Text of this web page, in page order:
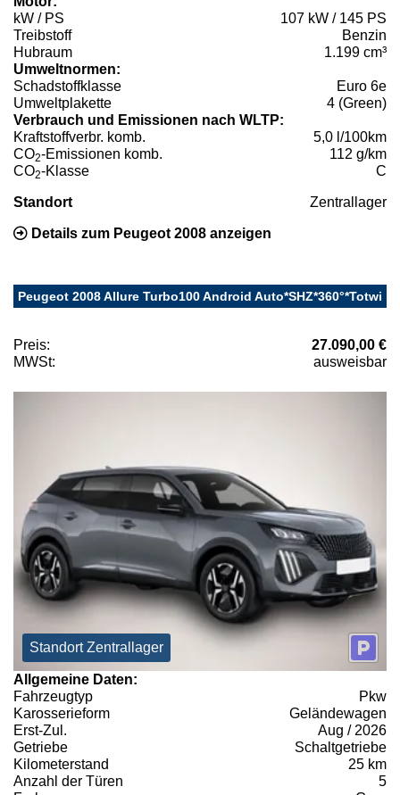
kW / PS
107 kW / 145 PS
Treibstoff
Benzin
Hubraum
1.199 cm³
Umweltnormen:
Schadstoffklasse
Euro 6e
Umweltplakette
4 (Green)
Verbrauch und Emissionen nach WLTP:
Kraftstoffverbr. komb.
5,0 l/100km
CO2-Emissionen komb.
112 g/km
CO2-Klasse C
Standort Zentrallager
Details zum Peugeot 2008 anzeigen
Peugeot 2008 Allure Turbo100 Android Auto*SHZ*360°*Totwi
Preis:
27.090,00 €
MWSt:
ausweisbar
Standort Zentrallager
Allgemeine Daten:
Fahrzeugtyp
Pkw
Karosserieform
Geländewagen
Erst-Zul.
Aug / 2026
Getriebe
Schaltgetriebe
Kilometerstand
25 km
Anzahl der Türen
5